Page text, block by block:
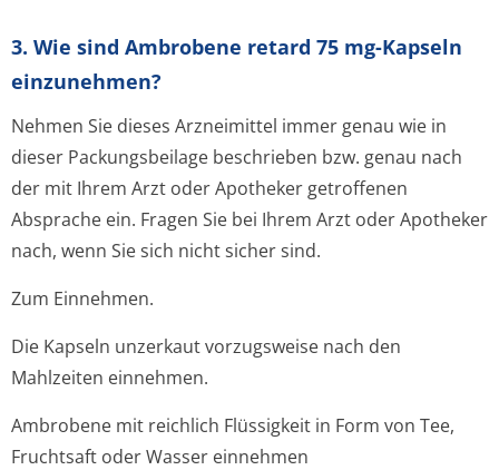
3. Wie sind Ambrobene retard 75 mg-Kapseln
einzunehmen?
Nehmen Sie dieses Arzneimittel immer genau wie in
dieser Packungsbeilage beschrieben bzw. genau nach
der mit Ihrem Arzt oder Apotheker getroffenen
Absprache ein. Fragen Sie bei Ihrem Arzt oder Apotheker
nach, wenn Sie sich nicht sicher sind.
Zum Einnehmen.
Die Kapseln unzerkaut vorzugsweise nach den
Mahlzeiten einnehmen.
Ambrobene mit reichlich Flüssigkeit in Form von Tee,
Fruchtsaft oder Wasser einnehmen